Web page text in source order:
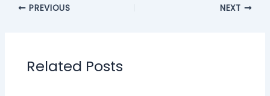
PREVIOUS NEXT
Related Posts